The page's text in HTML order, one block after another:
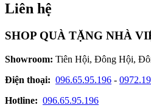
Liên hệ
SHOP QUÀ TẶNG NHÀ
Showroom: Tiên Hội, Đông Hội,
Điện thoại: 096.65.95.196 -
Hotline: 096.65.95.196